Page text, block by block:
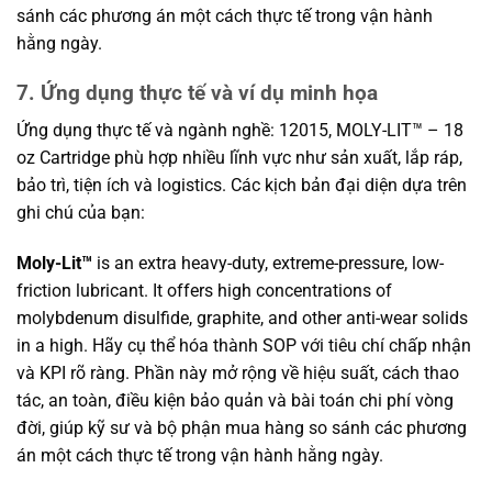
sánh các phương án một cách thực tế trong vận hành
hằng ngày.
7. Ứng dụng thực tế và ví dụ minh họa
Ứng dụng thực tế và ngành nghề: 12015, MOLY-LIT™ – 18
oz Cartridge phù hợp nhiều lĩnh vực như sản xuất, lắp ráp,
bảo trì, tiện ích và logistics. Các kịch bản đại diện dựa trên
ghi chú của bạn:
Moly-Lit™ is an extra heavy-duty, extreme-pressure, low-
friction lubricant. It offers high concentrations of
molybdenum disulfide, graphite, and other anti-wear solids
in a high. Hãy cụ thể hóa thành SOP với tiêu chí chấp nhận
và KPI rõ ràng. Phần này mở rộng về hiệu suất, cách thao
tác, an toàn, điều kiện bảo quản và bài toán chi phí vòng
đời, giúp kỹ sư và bộ phận mua hàng so sánh các phương
án một cách thực tế trong vận hành hằng ngày.